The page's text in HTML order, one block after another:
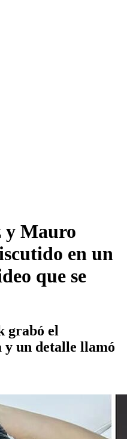
y Mauro
en un
que se
grabó el
y un detalle llamó